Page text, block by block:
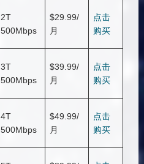
2T
500Mbps
$29.99/
月
点击
购买
3T
500Mbps
$39.99/
月
点击
购买
4T
500Mbps
$49.99/
月
点击
购买